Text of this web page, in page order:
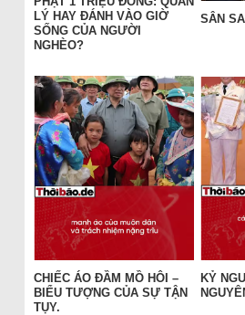
LÝ HAY ĐÁNH VÀO GIỜ
SỐNG CỦA NGƯỜI
NGHÈO?
SÂN
CHIẾC ÁO ĐẦM MỒ HÔI –
BIỂU TƯỢNG CỦA SỰ TẬN
TỤY.
KỶ